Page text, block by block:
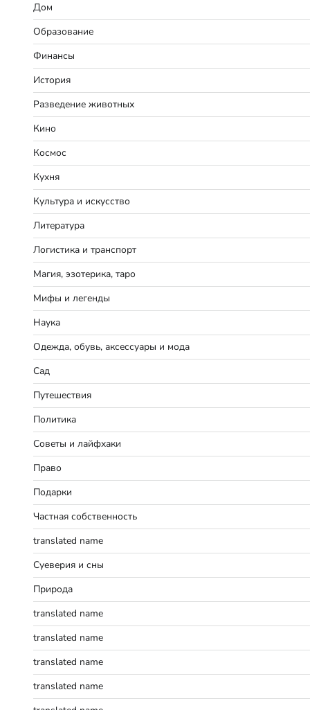
Дом
Образование
Финансы
История
Разведение животных
Кино
Космос
Кухня
Культура и искусство
Литература
Логистика и транспорт
Магия, эзотерика, таро
Мифы и легенды
Наука
Одежда, обувь, аксессуары и мода
Сад
Путешествия
Политика
Советы и лайфхаки
Право
Подарки
Частная собственность
translated name
Суеверия и сны
Природа
translated name
translated name
translated name
translated name